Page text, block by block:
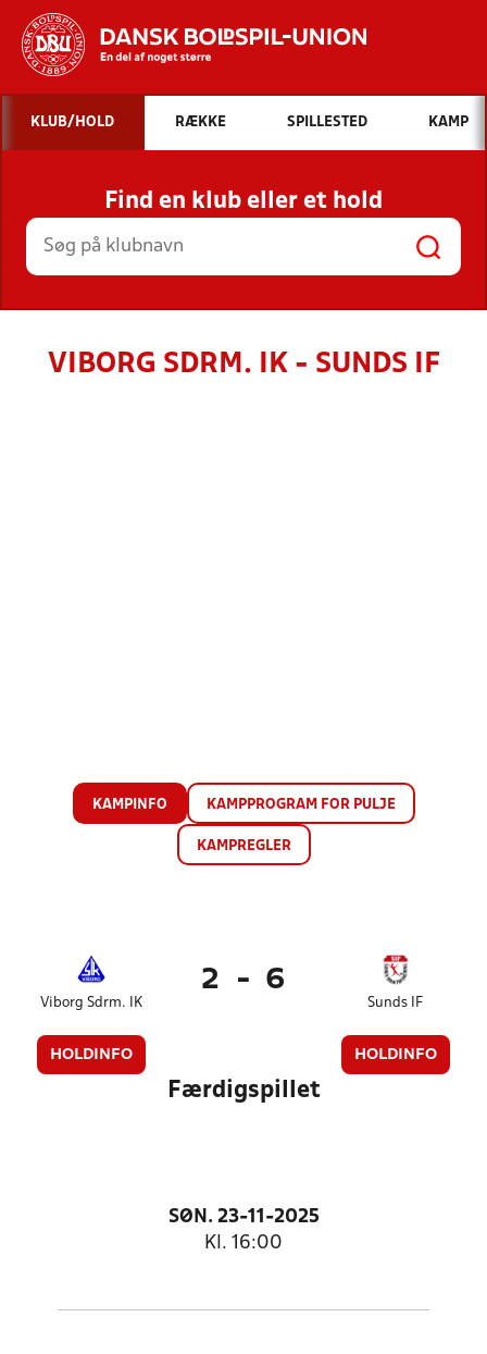
Hvad vil du søge efter?
INDHOLD OG NYHEDER
STILLINGER, RESULTATER, KLUBBER OG
HOLD
KLUB/HOLD RÆKKE SPILLESTED KAMP
Find en klub eller et hold
VIBORG SDRM. IK - SUNDS IF
KAMPINFO KAMPPROGRAM FOR PULJE
KAMPREGLER
Viborg Sdrm. IK
HOLDINFO
2 - 6
Sunds IF
HOLDINFO
Færdigspillet
SØN. 23-11-2025
Kl. 16:00